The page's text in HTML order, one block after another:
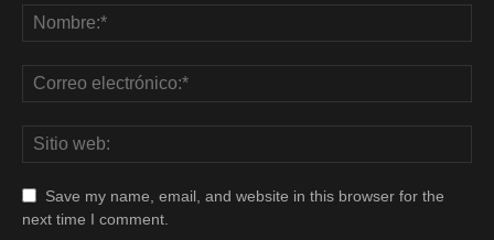
Save my name, email, and website in this browser for the
next time I comment.